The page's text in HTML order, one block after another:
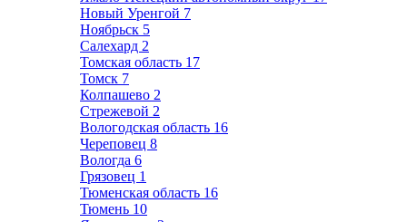
Новый Уренгой 7
Ноябрьск 5
Салехард 2
Томская область 17
Томск 7
Колпашево 2
Стрежевой 2
Вологодская область 16
Череповец 8
Вологда 6
Грязовец 1
Тюменская область 16
Тюмень 10